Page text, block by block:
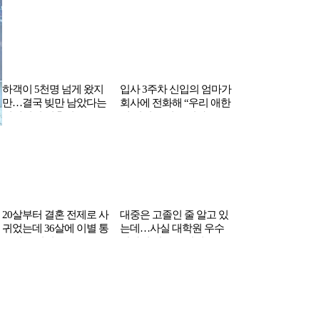
하객이 5천명 넘게 왔지
만…결국 빚만 남았다는
연예인의 결혼식
입사 3주차 신입의 엄마가
회사에 전화해 “우리 애한
20살부터 결혼 전제로 사
귀었는데 36살에 이별 통
보받은 여성
대중은 고졸인 줄 알고 있
는데…사실 대학원 우수